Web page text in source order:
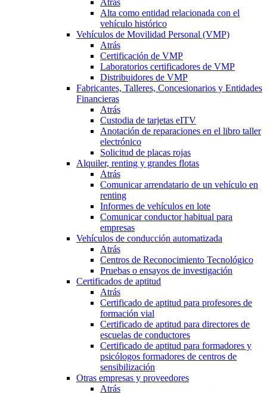
Atrás
Alta como entidad relacionada con el
vehículo histórico
Vehículos de Movilidad Personal (VMP)
Atrás
Certificación de VMP
Laboratorios certificadores de VMP
Distribuidores de VMP
Fabricantes, Talleres, Concesionarios y Entidades
Financieras
Atrás
Custodia de tarjetas eITV
Anotación de reparaciones en el libro taller
electrónico
Solicitud de placas rojas
Alquiler, renting y grandes flotas
Atrás
Comunicar arrendatario de un vehículo en
renting
Informes de vehículos en lote
Comunicar conductor habitual para
empresas
Vehículos de conducción automatizada
Atrás
Centros de Reconocimiento Tecnológico
Pruebas o ensayos de investigación
Certificados de aptitud
Atrás
Certificado de aptitud para profesores de
formación vial
Certificado de aptitud para directores de
escuelas de conductores
Certificado de aptitud para formadores y
psicólogos formadores de centros de
sensibilización
Otras empresas y proveedores
Atrás